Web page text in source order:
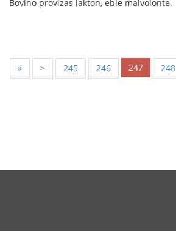
Bovino provizas lakton, eble malvolonte.
« < 245 246 247 248